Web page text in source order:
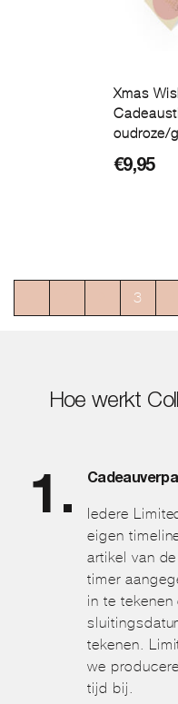
Xmas
oudroze/
€9,95
3
Hoe werkt
Iedere
eigen
artikel van
timer
in te
tekenen.
we
tijd bij.